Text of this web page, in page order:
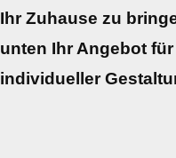
Ihr Zuhause zu
unten Ihr Angebot
individueller